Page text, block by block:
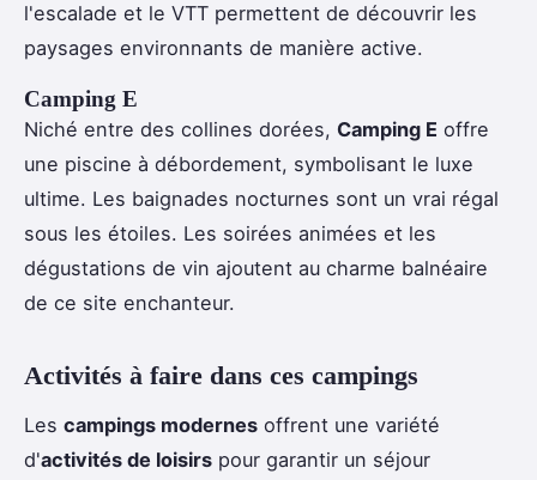
l'escalade et le VTT permettent de découvrir les
paysages environnants de manière active.
Camping E
Niché entre des collines dorées, Camping E offre
une piscine à débordement, symbolisant le luxe
ultime. Les baignades nocturnes sont un vrai régal
sous les étoiles. Les soirées animées et les
dégustations de vin ajoutent au charme balnéaire
de ce site enchanteur.
Activités à faire dans ces campings
Les campings modernes offrent une variété
d'activités de loisirs pour garantir un séjour